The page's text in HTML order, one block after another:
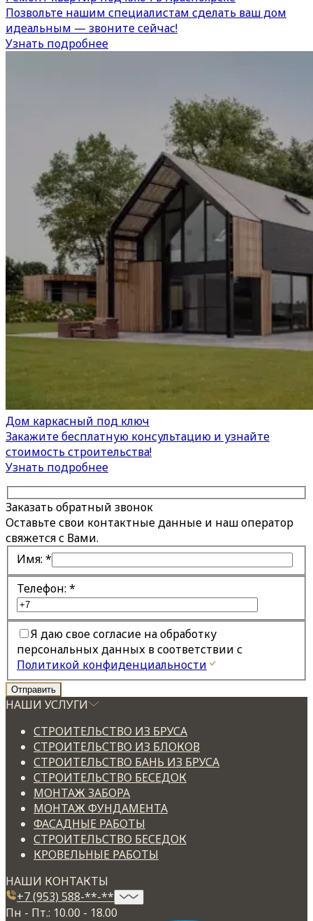
Позвольте нашим специалистам сделать ваш дом
идеальным — звоните сейчас!
Узнать подробнее
Дом каркасный под ключ
Закажите бесплатную консультацию и узнайте
стоимость строительства!
Узнать подробнее
Заказать обратный звонок
Оставьте свои контактные данные и наш оператор
свяжется с Вами.
Имя: *
Телефон: *
Я даю свое согласие на обработку
персональных данных в соответствии с
Политикой конфиденциальности
НАШИ УСЛУГИ
СТРОИТЕЛЬСТВО ИЗ БРУСА
СТРОИТЕЛЬСТВО ИЗ БЛОКОВ
СТРОИТЕЛЬСТВО БАНЬ ИЗ БРУСА
СТРОИТЕЛЬСТВО БЕСЕДОК
МОНТАЖ ЗАБОРА
МОНТАЖ ФУНДАМЕНТА
ФАСАДНЫЕ РАБОТЫ
СТРОИТЕЛЬСТВО БЕСЕДОК
КРОВЕЛЬНЫЕ РАБОТЫ
НАШИ КОНТАКТЫ
+7 (953) 588-**-**
Пн - Пт.: 10.00 - 18.00